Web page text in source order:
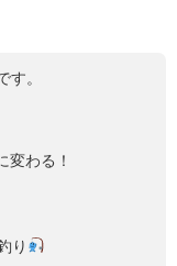
す。
変わる！
り